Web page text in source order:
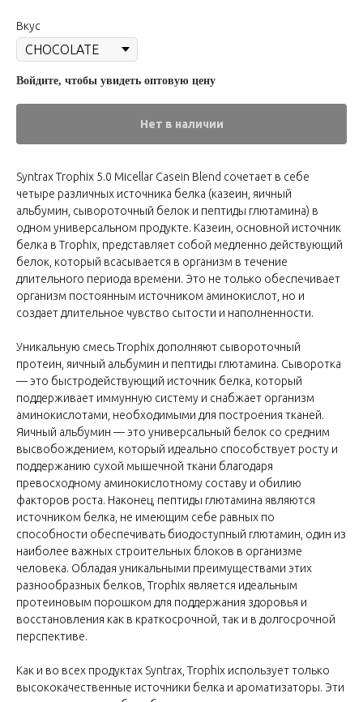
Вкус
Войдите, чтобы увидеть оптовую цену
Нет в наличии
Syntrax Trophix 5.0 Micellar Casein Blend сочетает в себе
четыре различных источника белка (казеин, яичный
альбумин, сывороточный белок и пептиды глютамина) в
одном универсальном продукте. Казеин, основной источник
белка в Trophix, представляет собой медленно действующий
белок, который всасывается в организм в течение
длительного периода времени. Это не только обеспечивает
организм постоянным источником аминокислот, но и
создает длительное чувство сытости и наполненности.
Уникальную смесь Trophix дополняют сывороточный
протеин, яичный альбумин и пептиды глютамина. Сыворотка
— это быстродействующий источник белка, который
поддерживает иммунную систему и снабжает организм
аминокислотами, необходимыми для построения тканей.
Яичный альбумин — это универсальный белок со средним
высвобождением, который идеально способствует росту и
поддержанию сухой мышечной ткани благодаря
превосходному аминокислотному составу и обилию
факторов роста. Наконец, пептиды глютамина являются
источником белка, не имеющим себе равных по
способности обеспечивать биодоступный глютамин, один из
наиболее важных строительных блоков в организме
человека. Обладая уникальными преимуществами этих
разнообразных белков, Trophix является идеальным
протеиновым порошком для поддержания здоровья и
восстановления как в краткосрочной, так и в долгосрочной
перспективе.
Как и во всех продуктах Syntrax, Trophix использует только
высококачественные источники белка и ароматизаторы. Эти